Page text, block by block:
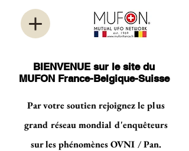
BIENVENUE sur le site du
MUFON France-Belgique-Suisse
Par votre soutien rejoignez le plus
grand réseau mondial d'enquêteurs
sur les phénomènes OVNI / Pan.